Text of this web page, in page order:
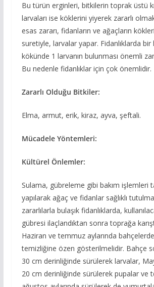
Bu türün erginleri, bitkilerin toprak üstü
larvaları ise köklerini yiyerek zararlı
esas zararı, fidanların ve ağaçların
suretiyle, larvalar yapar. Fidanlıklarda bir
kökünde 1 larvanın bulunması önemli
Bu nedenle fidanlıklar için çok önemlidir.
Zararlı Olduğu Bitkiler:
Elma, armut, erik, kiraz, ayva, şeftali.
Mücadele Yöntemleri:
Kültürel Önlemler:
Sulama, gübreleme gibi bakım işlemleri
yapılarak ağaç ve fidanlar sağlıklı
zararlılarla bulaşık fidanlıklarda,
gübresi ilaçlandıktan sonra toprağa
Haziran ve temmuz aylarında
temizliğine özen gösterilmelidir. Bahçe
30 cm derinliğinde sürülerek larvalar,
20 cm derinliğinde sürülerek pupalar ve